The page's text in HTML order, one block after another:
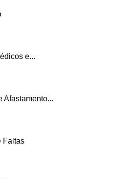
e...
Afastamento...
Faltas